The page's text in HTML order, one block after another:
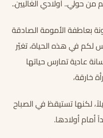
حولي.. أولادي الغاليين..
بعاطفة الأمومة الصادقة
لكم في هذه الحياة، تغيّر
عادية تمارس حياتها
خارقة،
لكنها تستيقظ في الصباح
أمام أولادها.